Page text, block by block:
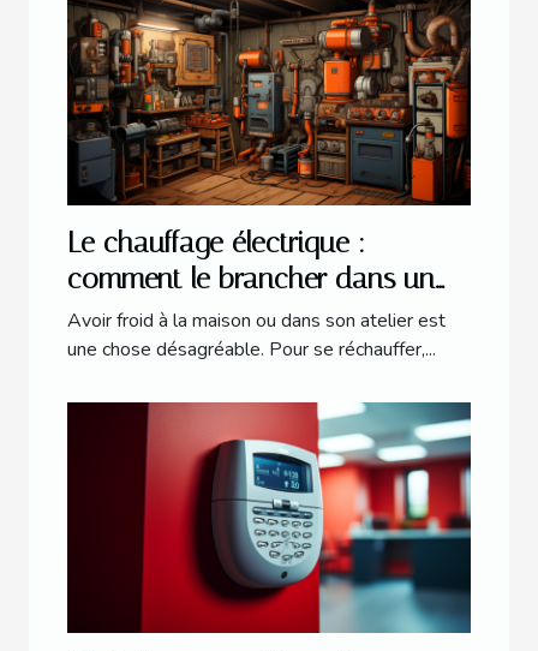
Le chauffage électrique :
comment le brancher dans un
atelier ?
Avoir froid à la maison ou dans son atelier est
une chose désagréable. Pour se réchauffer,...